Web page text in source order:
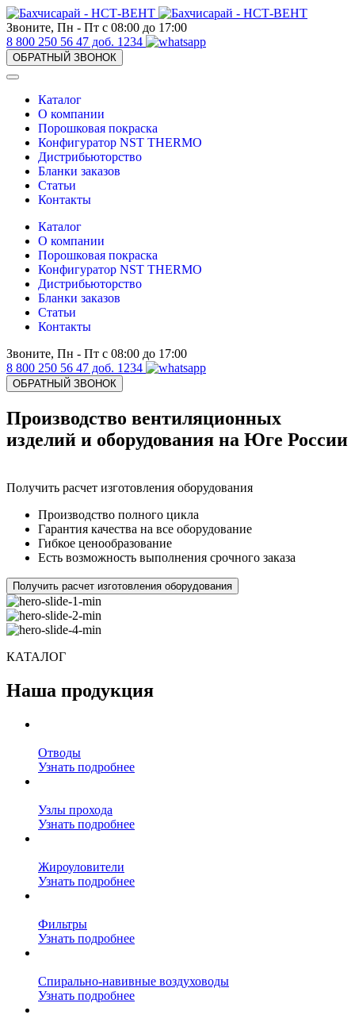
Звоните, Пн - Пт с 08:00 до 17:00
8 800 250 56 47 доб. 1234
ОБРАТНЫЙ ЗВОНОК
Каталог
О компании
Порошковая покраска
Конфигуратор NST THERMO
Дистрибьюторство
Бланки заказов
Статьи
Контакты
Каталог
О компании
Порошковая покраска
Конфигуратор NST THERMO
Дистрибьюторство
Бланки заказов
Статьи
Контакты
Звоните, Пн - Пт с 08:00 до 17:00
8 800 250 56 47 доб. 1234
ОБРАТНЫЙ ЗВОНОК
Производство вентиляционных
изделий и оборудования на Юге России
Получить расчет изготовления оборудования
Производство полного цикла
Гарантия качества на все оборудование
Гибкое ценообразование
Есть возможность выполнения срочного заказа
Получить расчет изготовления оборудования
КАТАЛОГ
Наша продукция
Отводы
Узнать подробнее
Узлы прохода
Узнать подробнее
Жироуловители
Узнать подробнее
Фильтры
Узнать подробнее
Спирально-навивные воздуховоды
Узнать подробнее